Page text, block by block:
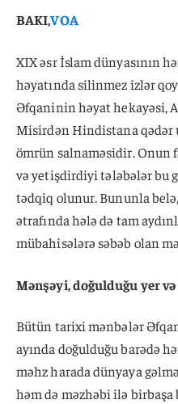
BAKI,VOA
XIX əsr İslam dünyasının
həyatında silinmez izlər
Əfqaninin həyat hekayəsi,
Misirdən Hindistana qədər
ömrün salnaməsidir. Onun
və yetişdirdiyi tələbələr bu
tədqiq olunur. Bununla
ətrafında hələ də tam
mübahisələrə səbəb olan
Mənşəyi, doğulduğu yer
Bütün tarixi mənbələr
ayında doğulduğu barədə
məhz harada dünyaya
həm də məzhəbi ilə birbaşa